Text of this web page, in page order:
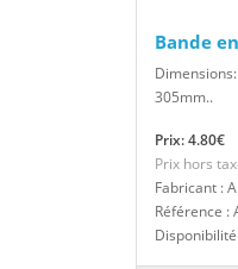
Bande
305mm..
Prix: 4.80€
Prix hors
Fabricant :
Référence :